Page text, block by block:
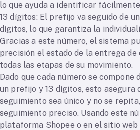
lo que ayuda a identificar
13 dígitos: El prefijo va seguido de
dígitos, lo que garantiza la
Gracias a este número, el sistema
precisión el estado de la entrega de
todas las etapas de su movimiento.
Dado que cada número se compone
un prefijo y 13 dígitos, esto asegura
seguimiento sea único y no se
seguimiento preciso. Usando este
plataforma Shopee o en el sitio web